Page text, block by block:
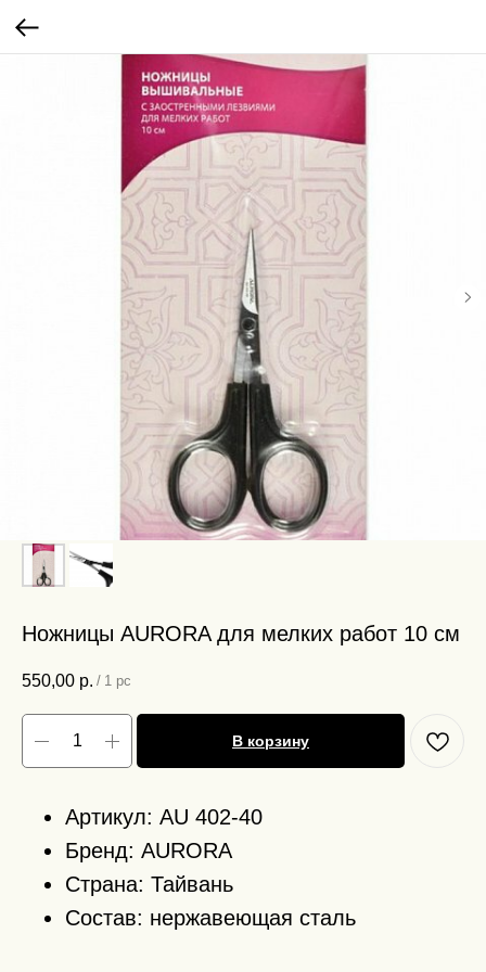
Ножницы AURORA для мелких работ 10 см
550,00 р. / 1 pc
В корзину
Артикул: AU 402-40
Бренд: AURORA
Страна: Тайвань
Состав: нержавеющая сталь